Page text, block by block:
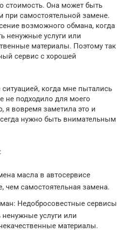
стоимость. Она может быть
при самостоятельной замене.
возможного обмана, когда
ненужные услуги или
материалы. Поэтому так
сервис с хорошей
когда мне пытались
не подходило для моего
я вовремя заметила это и
нужно быть внимательным
масла в автосервисе
чем самостоятельная замена.
Недобросовестные сервисы
ненужные услуги или
материалы.